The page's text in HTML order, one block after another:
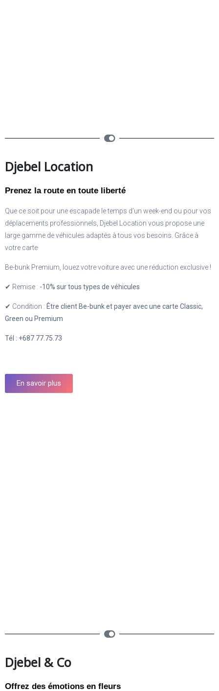
Djebel Location
Prenez la route en toute liberté
Que ce soit pour une escapade le temps d’un week-end ou pour vos
déplacements professionnels, Djebel Location vous propose une
large gamme de véhicules adaptés à tous vos besoins. Grâce à
votre carte
Be-bunk Premium, louez votre voiture avec une réduction exclusive !
✔ Remise : -10% sur tous types de véhicules
✔ Condition : Être client Be-bunk et payer avec une carte Classic,
Green ou Premium
Tél : +687 77.75.73
En savoir plus
Djebel & Co
Offrez des émotions en fleurs